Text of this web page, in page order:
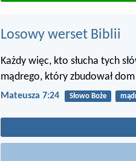
Losowy werset Biblii
Każdy więc, kto słucha tych
mądrego, który zbudował
Mateusza 7:24 Słowo Boże